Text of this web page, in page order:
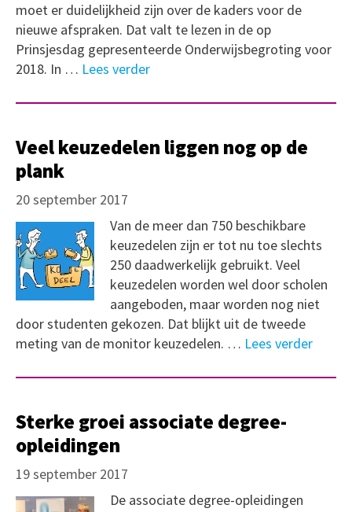
moet er duidelijkheid zijn over de kaders voor de
nieuwe afspraken. Dat valt te lezen in de op
Prinsjesdag gepresenteerde Onderwijsbegroting voor
2018. In … Lees verder
Veel keuzedelen liggen nog op de
plank
20 september 2017
Van de meer dan 750 beschikbare
keuzedelen zijn er tot nu toe slechts
250 daadwerkelijk gebruikt. Veel
keuzedelen worden wel door scholen
aangeboden, maar worden nog niet
door studenten gekozen. Dat blijkt uit de tweede
meting van de monitor keuzedelen. … Lees verder
Sterke groei associate degree-
opleidingen
19 september 2017
De associate degree-opleidingen